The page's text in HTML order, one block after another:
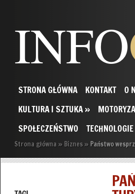
INFO
STRONA GŁÓWNA KONTAKT O
KULTURA I SZTUKA »
SPOŁECZEŃSTWO
TECHNOLOGIE
Strona główna » Biznes » Państwo